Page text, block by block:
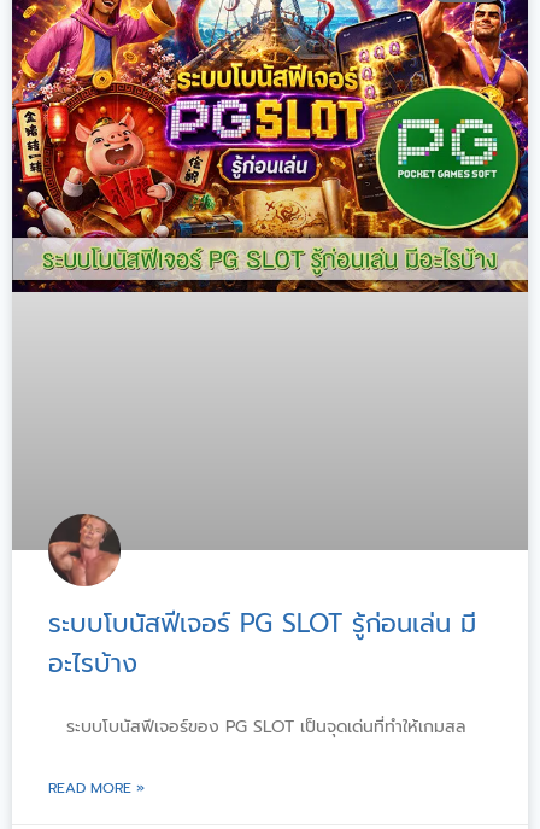
ระบบโบนัสฟีเจอร์ PG SLOT รู้ก่อนเล่น มี
อะไรบ้าง
ระบบโบนัสฟีเจอร์ของ PG SLOT เป็นจุดเด่นที่ทำให้เกมสล
READ MORE »